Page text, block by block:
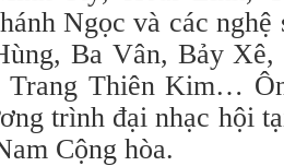
Ngọc và các
Ba Vân, Bảy
Trang Thiên Kim…
trình đại nhạc hội
Cộng hòa.